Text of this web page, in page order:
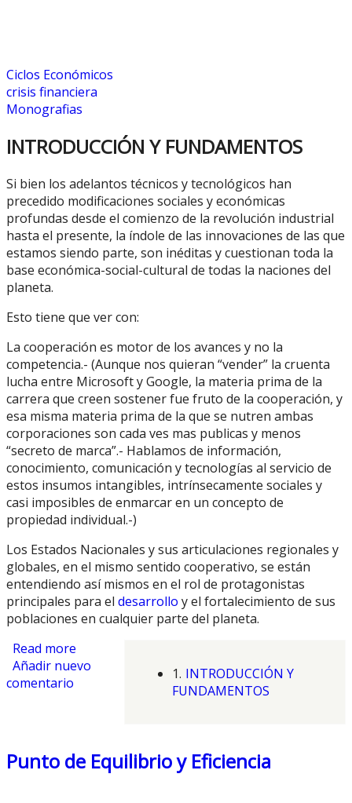
Ciclos Económicos
crisis financiera
Monografias
INTRODUCCIÓN Y FUNDAMENTOS
Si bien los adelantos técnicos y tecnológicos han
precedido modificaciones sociales y económicas
profundas desde el comienzo de la revolución industrial
hasta el presente, la índole de las innovaciones de las que
estamos siendo parte, son inéditas y cuestionan toda la
base económica-social-cultural de todas la naciones del
planeta.
Esto tiene que ver con:
La cooperación es motor de los avances y no la
competencia.- (Aunque nos quieran “vender” la cruenta
lucha entre Microsoft y Google, la materia prima de la
carrera que creen sostener fue fruto de la cooperación, y
esa misma materia prima de la que se nutren ambas
corporaciones son cada ves mas publicas y menos
“secreto de marca”.- Hablamos de información,
conocimiento, comunicación y tecnologías al servicio de
estos insumos intangibles, intrínsecamente sociales y
casi imposibles de enmarcar en un concepto de
propiedad individual.-)
Los Estados Nacionales y sus articulaciones regionales y
globales, en el mismo sentido cooperativo, se están
entendiendo así mismos en el rol de protagonistas
principales para el desarrollo y el fortalecimiento de sus
poblaciones en cualquier parte del planeta.
1. INTRODUCCIÓN Y
FUNDAMENTOS
Read more
Añadir nuevo
comentario
Punto de Equilibrio y Eficiencia